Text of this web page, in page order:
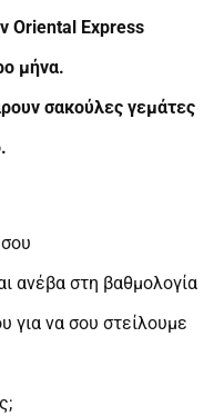
Oriental Express
μήνα.
σακούλες γεμάτες
ανέβα στη βαθμολογία
για να σου στείλουμε